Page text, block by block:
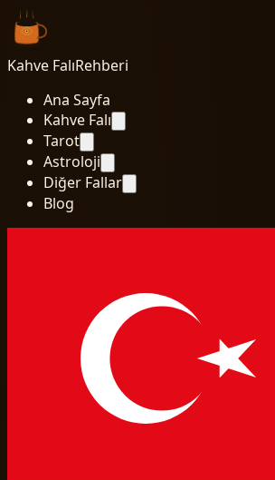
Kahve FalıRehberi
Ana Sayfa
Kahve Falı
Tarot
Astroloji
Diğer Fallar
Blog